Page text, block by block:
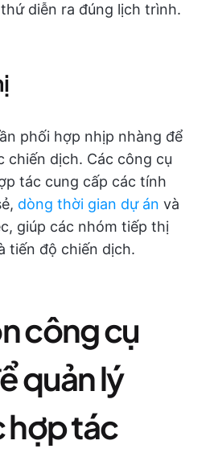
diễn ra đúng lịch trình.
phối hợp nhịp nhàng để
chiến dịch. Các công cụ
tác cung cấp các tính
dòng thời gian dự án và
giúp các nhóm tiếp thị
tiến độ chiến dịch.
công cụ
quản lý
hợp tác